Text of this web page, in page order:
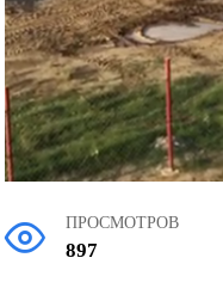
ПРОСМОТРОВ
897